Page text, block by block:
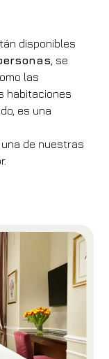
disponibles
, se
las
habitaciones
es una
de nuestras